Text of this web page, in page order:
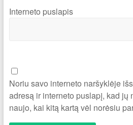
Interneto puslapis
Noriu savo interneto naršyklėje
adresą ir interneto puslapį, kad jų
naujo, kai kitą kartą vėl norėsiu